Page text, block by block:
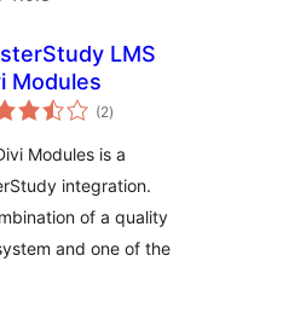
LMS
Modules
(2საერთო
რეიტინგი
)
Modules is a
integration.
of a quality
and one of the